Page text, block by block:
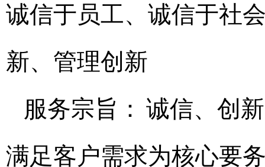
诚信于员工、诚信于社
新、管理创新
服务宗旨： 诚信、创
满足客户需求为核心要